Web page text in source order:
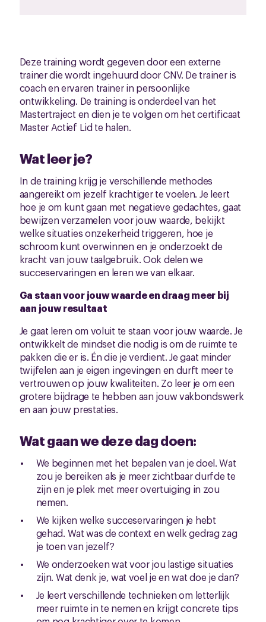
Deze training wordt gegeven door een externe
trainer die wordt ingehuurd door CNV. De trainer is
coach en ervaren trainer in persoonlijke
ontwikkeling. De training is onderdeel van het
Mastertraject en dien je te volgen om het certificaat
Master Actief Lid te halen.
Wat leer je?
In de training krijg je verschillende methodes
aangereikt om jezelf krachtiger te voelen. Je leert
hoe je om kunt gaan met negatieve gedachtes, gaat
bewijzen verzamelen voor jouw waarde, bekijkt
welke situaties onzekerheid triggeren, hoe je
schroom kunt overwinnen en je onderzoekt de
kracht van jouw taalgebruik. Ook delen we
succeservaringen en leren we van elkaar.
Ga staan voor jouw waarde en draag meer bij
aan jouw resultaat
Je gaat leren om voluit te staan voor jouw waarde. Je
ontwikkelt de mindset die nodig is om de ruimte te
pakken die er is. Én die je verdient. Je gaat minder
twijfelen aan je eigen ingevingen en durft meer te
vertrouwen op jouw kwaliteiten. Zo leer je om een
grotere bijdrage te hebben aan jouw vakbondswerk
en aan jouw prestaties.
Wat gaan we deze dag doen:
We beginnen met het bepalen van je doel. Wat
zou je bereiken als je meer zichtbaar durfde te
zijn en je plek met meer overtuiging in zou
nemen.
We kijken welke succeservaringen je hebt
gehad. Wat was de context en welk gedrag zag
je toen van jezelf?
We onderzoeken wat voor jou lastige situaties
zijn. Wat denk je, wat voel je en wat doe je dan?
Je leert verschillende technieken om letterlijk
meer ruimte in te nemen en krijgt concrete tips